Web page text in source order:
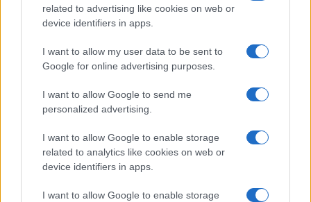
related to advertising like cookies on web or
device identifiers in apps.
I want to allow my user data to be sent to
Google for online advertising purposes.
I want to allow Google to send me
personalized advertising.
I want to allow Google to enable storage
related to analytics like cookies on web or
device identifiers in apps.
I want to allow Google to enable storage